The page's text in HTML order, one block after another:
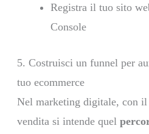
Registra il tuo sito
Console
5. Costruisci un funnel per
tuo ecommerce
Nel marketing digitale, con
vendita si intende quel